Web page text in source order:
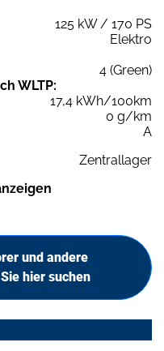
125 kW / 170 PS
Elektro
4 (Green)
WLTP:
17,4 kWh/100km
0 g/km
A
Zentrallager
und andere
hier suchen